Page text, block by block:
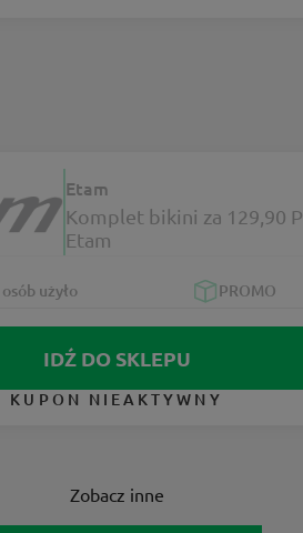
Etam
Komplet bikini za 129,90
Etam
osób użyło PROMO
IDŹ DO SKLEPU
KUPON NIEAKTYWNY
Zobacz inne